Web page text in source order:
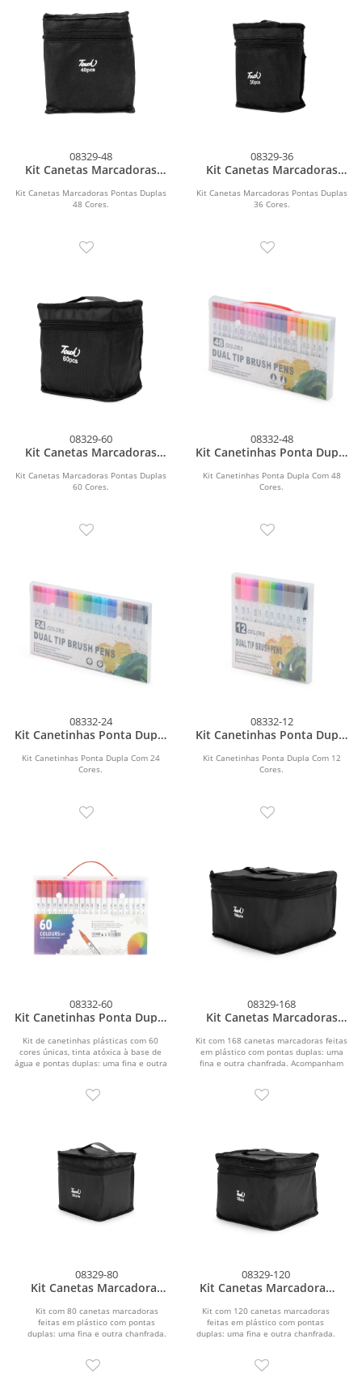
08329-48
Kit Canetas Marcadoras
Kit Canetas Marcadoras Pontas Duplas
48 Cores.
08329-36
Kit Canetas Marcadoras
Kit Canetas Marcadoras Pontas Duplas
36 Cores.
08329-60
Kit Canetas Marcadoras
Kit Canetas Marcadoras Pontas Duplas
60 Cores.
08332-48
Kit Canetinhas Ponta Dupla
Kit Canetinhas Ponta Dupla Com 48
Cores.
08332-24
Kit Canetinhas Ponta Dupla
Kit Canetinhas Ponta Dupla Com 24
Cores.
08332-12
Kit Canetinhas Ponta Dupla
Kit Canetinhas Ponta Dupla Com 12
Cores.
08332-60
Kit Canetinhas Ponta Dupla
Kit de canetinhas plásticas com 60
cores únicas, tinta atóxica à base de
água e pontas duplas: uma fina e outra
08329-168
Kit Canetas Marcadoras
Cores
Kit com 168 canetas marcadoras feitas
em plástico com pontas duplas: uma
fina e outra chanfrada. Acompanham
08329-80
Kit Canetas Marcadoras
Cores
Kit com 80 canetas marcadoras
feitas em plástico com pontas
duplas: uma fina e outra chanfrada.
08329-120
Kit Canetas Marcadoras
Cores
Kit com 120 canetas marcadoras
feitas em plástico com pontas
duplas: uma fina e outra chanfrada.